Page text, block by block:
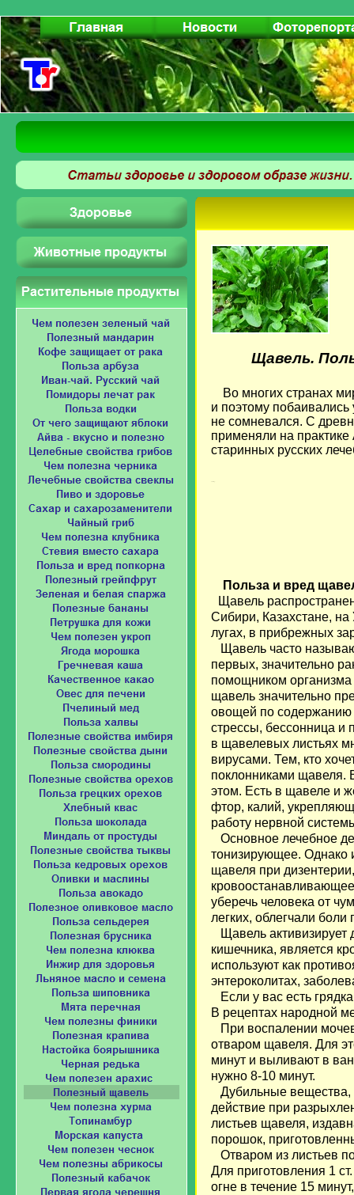
Щавель.
Во многих странах
и поэтому
не сомневался. С
применяли на
старинных русских
Польза и вред
Щавель
Сибири, Казахстане,
лугах, в прибрежных
Щавель часто
первых, значительно
помощником
щавель значительно
овощей по содержанию
стрессы, бессонница и
в щавелевых листьях
вирусами. Тем, кто
поклонниками щавеля.
этом. Есть в щавеле и
фтор, калий,
работу нервной
Основное лечебное
тонизирующее. Однако
щавеля при
уберечь человека от
легких, облегчали
Щавель активизирует
кишечника, является
используют как
энтероколитах,
Если у вас есть
В рецептах народной
При воспалении
отваром щавеля. Для
минут и выливают в
нужно 8-10 минут.
Дубильные вещества,
действие при
листьев щавеля,
порошок,
Отваром из листьев
Для приготовления 1
огне в течение 15